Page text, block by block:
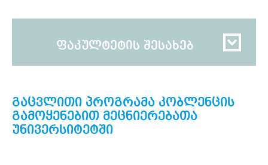
ფაკულტეტის შესახებ
გაცვლითი პროგრამა კობლენცის
გამოყენებით მეცნიერებათა
უნივერსიტეტში